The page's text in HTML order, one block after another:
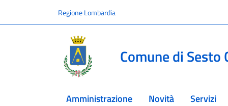
Regione Lombardia
Comune di Sesto
Amministrazione Novità Servizi